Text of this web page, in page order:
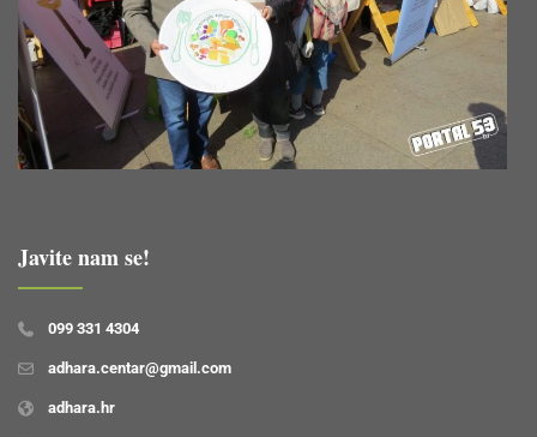
Javite nam se!
099 331 4304
adhara.centar@gmail.com
adhara.hr